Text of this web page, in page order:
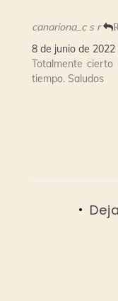
canariona_c s r
8 de junio de 2022
Totalmente
tiempo. Saludos